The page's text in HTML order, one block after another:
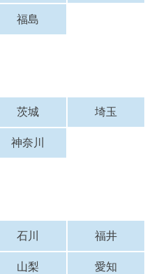
福島
茨城 埼玉
神奈川
石川 福井
山梨 愛知